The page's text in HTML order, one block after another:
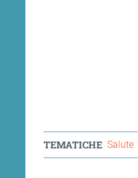
TEMATICHE Salute